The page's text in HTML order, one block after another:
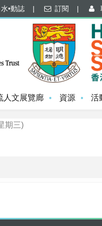
水•動誌 | 訂閱 |
人文展覽廊 資源 活
期三)